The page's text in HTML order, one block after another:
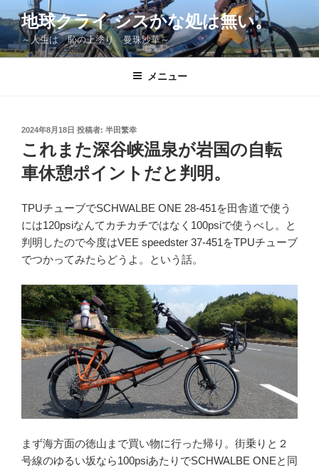
ン
テ
ン
地球クライ シスかな処は無い。
～人生は 恥の上塗り 曼珠沙華～
メニュー
投
稿
日:
2024年8月18日 投稿者: 半田繁幸
これまた深谷峡温泉が岩国の自転
車休憩ポイントだと判明。
TPUチューブでSCHWALBE ONE 28-451を田舎道で使う
には120psiなんてカチカチではなく100psiで使うべし。と
判明したので今度はVEE speedster 37-451をTPUチューブ
でつかってみたらどうよ。という話。
まず海方面の徳山まで買い物に行った帰り。街乗りと２
号線のゆるい坂なら100psiあたりでSCHWALBE ONEと同